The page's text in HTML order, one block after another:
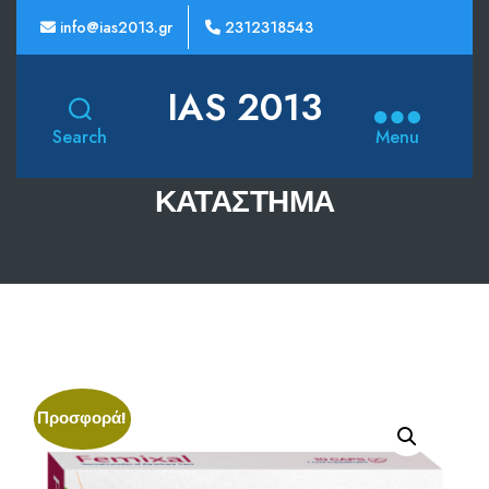
info@ias2013.gr 2312318543
Search
IAS 2013
Menu
ΚΑΤΆΣΤΗΜΑ
Προσφορά!